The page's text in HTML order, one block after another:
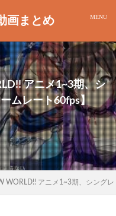
画まとめ
アニメ1~3期、シ
ムレート60fps】
WORLD!! アニメ1~3期、シング